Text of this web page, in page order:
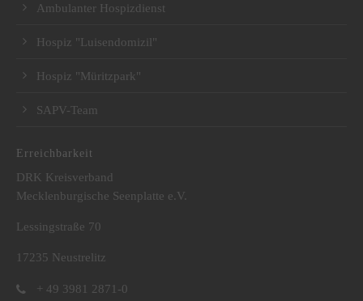
Ambulanter Hospizdienst
Hospiz "Luisendomizil"
Hospiz "Müritzpark"
SAPV-Team
Erreichbarkeit
DRK Kreisverband
Mecklenburgische Seenplatte e.V.
Lessingstraße 70
17235 Neustrelitz
+ 49 3981 2871-0